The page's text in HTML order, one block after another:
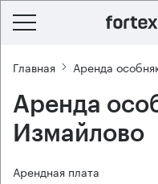
Главная Аренда
Аренда
Измайлово
Арендная плата